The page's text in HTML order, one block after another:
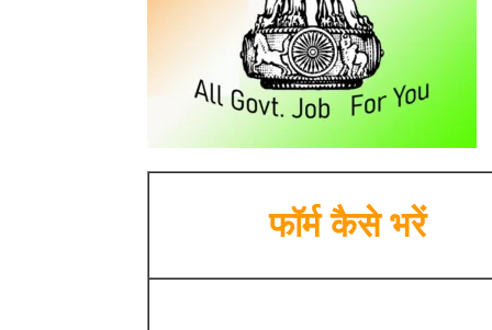
फॉर्म कैसे भरें